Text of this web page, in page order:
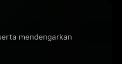
mendengarkan